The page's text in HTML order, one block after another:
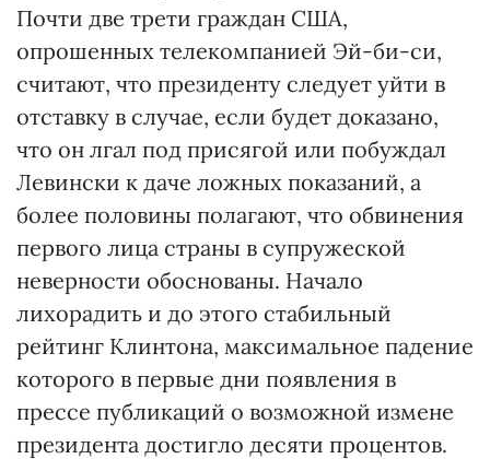
Почти две трети граждан США,
опрошенных телекомпанией Эй-би-си,
считают, что президенту следует уйти в
отставку в случае, если будет доказано,
что он лгал под присягой или побуждал
Левински к даче ложных показаний, а
более половины полагают, что обвинения
первого лица страны в супружеской
неверности обоснованы. Начало
лихорадить и до этого стабильный
рейтинг Клинтона, максимальное падение
которого в первые дни появления в
прессе публикаций о возможной измене
президента достигло десяти процентов.